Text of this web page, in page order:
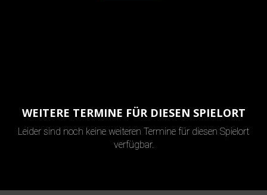
WEITERE TERMINE FÜR DIESEN SPIELORT
Leider sind noch keine weiteren Termine für diesen Spielort
verfügbar.